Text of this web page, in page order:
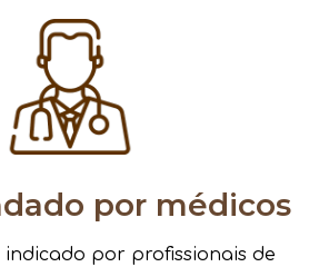
por médicos
indicado por profissionais de